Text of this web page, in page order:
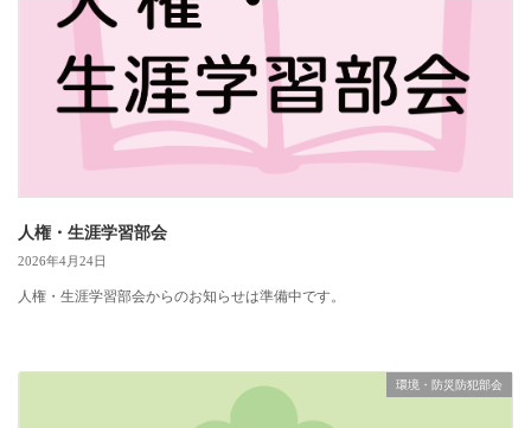
人権・生涯学習部会
2026年4月24日
人権・生涯学習部会からのお知らせは準備中です。
環境・防災防犯部会